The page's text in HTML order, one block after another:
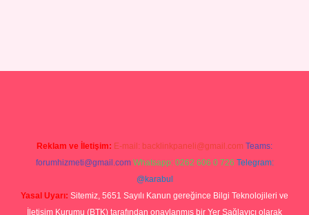
Reklam ve İletişim: E-mail: backlinkpaneli@gmail.com Teams:
forumhizmeti@gmail.com Whatsapp: 0262 606 0 726 Telegram:
@karabul
Yasal Uyarı: Sitemiz, 5651 Sayılı Kanun gereğince Bilgi Teknolojileri ve
İletişim Kurumu (BTK) tarafından onaylanmış bir Yer Sağlayıcı olarak